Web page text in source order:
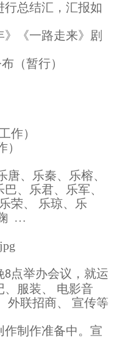
行总结汇，汇报如
《一路走来》剧
（暂行）
作）
、乐秦、乐榕、
、乐君、乐军、
荣、 乐琼、乐
…
8点举办会议，就运
服装、 电影音
外联招商、 宣传等
作制作准备中。宣